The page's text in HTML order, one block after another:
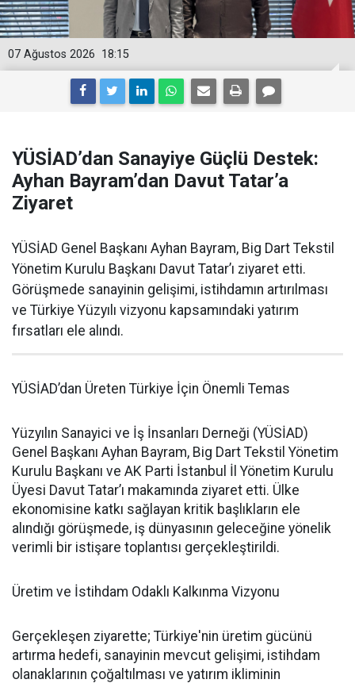
18:15
07 Ağustos 2026
YÜSİAD’dan Sanayiye Güçlü Destek:
Ayhan Bayram’dan Davut Tatar’a
Ziyaret
YÜSİAD Genel Başkanı Ayhan Bayram, Big Dart Tekstil
Yönetim Kurulu Başkanı Davut Tatar’ı ziyaret etti.
Görüşmede sanayinin gelişimi, istihdamın artırılması
ve Türkiye Yüzyılı vizyonu kapsamındaki yatırım
fırsatları ele alındı.
YÜSİAD’dan Üreten Türkiye İçin Önemli Temas
Yüzyılın Sanayici ve İş İnsanları Derneği (YÜSİAD)
Genel Başkanı Ayhan Bayram, Big Dart Tekstil Yönetim
Kurulu Başkanı ve AK Parti İstanbul İl Yönetim Kurulu
Üyesi Davut Tatar’ı makamında ziyaret etti. Ülke
ekonomisine katkı sağlayan kritik başlıkların ele
alındığı görüşmede, iş dünyasının geleceğine yönelik
verimli bir istişare toplantısı gerçekleştirildi.
Üretim ve İstihdam Odaklı Kalkınma Vizyonu
Gerçekleşen ziyarette; Türkiye'nin üretim gücünü
artırma hedefi, sanayinin mevcut gelişimi, istihdam
olanaklarının çoğaltılması ve yatırım ikliminin